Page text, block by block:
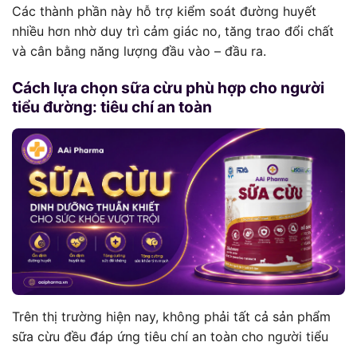
Các thành phần này hỗ trợ kiểm soát đường huyết
nhiều hơn nhờ duy trì cảm giác no, tăng trao đổi chất
và cân bằng năng lượng đầu vào – đầu ra.
Cách lựa chọn sữa cừu phù hợp cho người
tiểu đường: tiêu chí an toàn
Trên thị trường hiện nay, không phải tất cả sản phẩm
sữa cừu đều đáp ứng tiêu chí an toàn cho người tiểu